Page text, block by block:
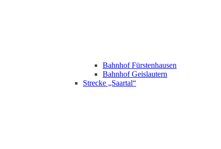
Bahnhof Fürstenhausen
Bahnhof Geislautern
Strecke „Saartal“